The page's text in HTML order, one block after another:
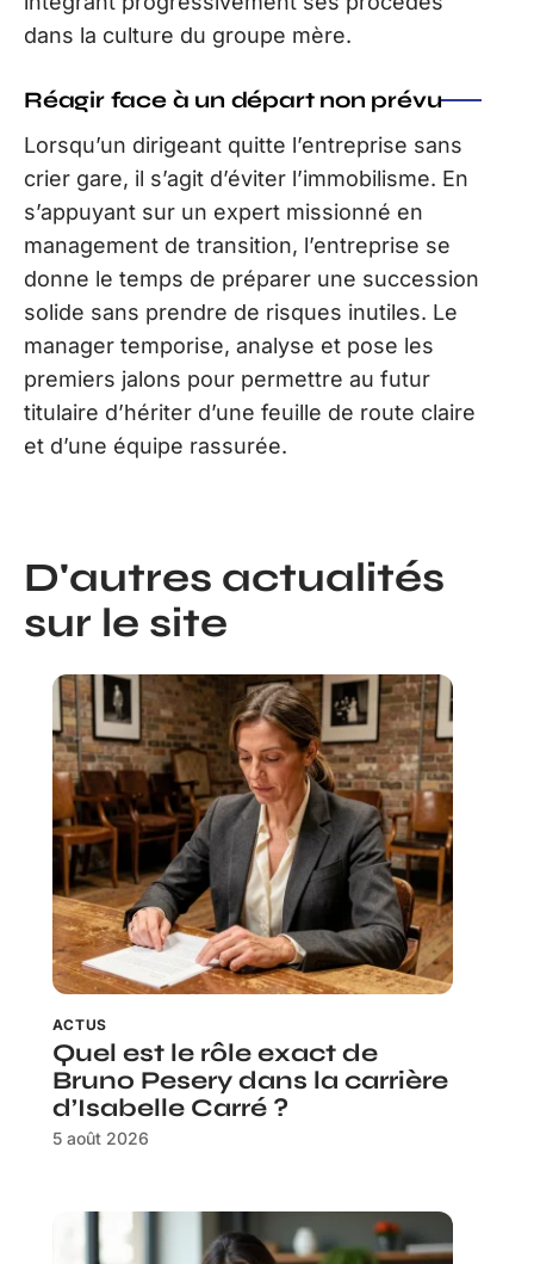
dans la culture du groupe mère.
Réagir face à un départ non prévu
Lorsqu’un dirigeant quitte l’entreprise sans
crier gare, il s’agit d’éviter l’immobilisme. En
s’appuyant sur un expert missionné en
management de transition, l’entreprise se
donne le temps de préparer une succession
solide sans prendre de risques inutiles. Le
manager temporise, analyse et pose les
premiers jalons pour permettre au futur
titulaire d’hériter d’une feuille de route claire
et d’une équipe rassurée.
D'autres actualités
sur le site
ACTUS
Quel est le rôle exact de
Bruno Pesery dans la carrière
d’Isabelle Carré ?
5 août 2026